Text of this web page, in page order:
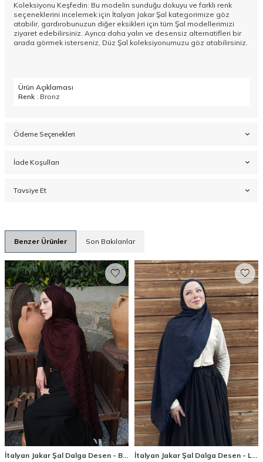
Koleksiyonu Keşfedin: Bu modelin sunduğu dokuyu ve farklı renk
seçeneklerini incelemek için İtalyan Jakar Şal kategorimize göz
atabilir, gardırobunuzun diğer eksikleri için tüm Şal modellerimizi
ziyaret edebilirsiniz. Ayrıca daha yalın ve desensiz alternatifleri bir
arada görmek isterseniz, Düz Şal koleksiyonumuzu göz atabilirsiniz.
Ürün Açıklaması
Renk : Bronz
Ödeme Seçenekleri
İade Koşulları
Tavsiye Et
Benzer Ürünler Son Bakılanlar